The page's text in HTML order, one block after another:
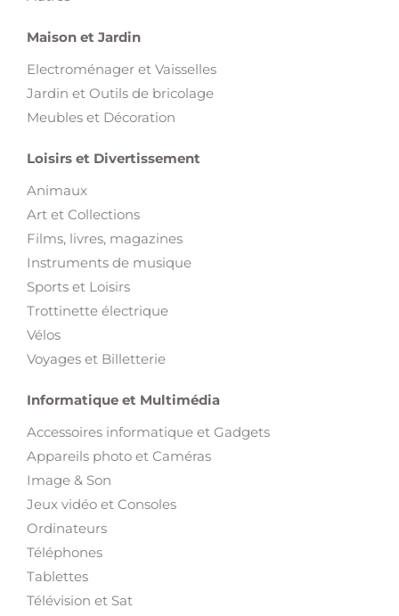
Maison et Jardin
Electroménager et Vaisselles
Jardin et Outils de bricolage
Meubles et Décoration
Loisirs et Divertissement
Animaux
Art et Collections
Films, livres, magazines
Instruments de musique
Sports et Loisirs
Trottinette électrique
Vélos
Voyages et Billetterie
Informatique et Multimédia
Accessoires informatique et Gadgets
Appareils photo et Caméras
Image & Son
Jeux vidéo et Consoles
Ordinateurs
Téléphones
Tablettes
Télévision et Sat